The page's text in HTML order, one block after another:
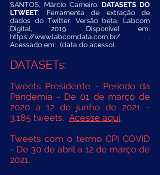
SANTOS, Márcio Carneiro. DATASETS DO
LTWEET: Ferramenta de extração de
dados do Twitter. Versão beta. Labcom
Digital, 2019. Disponível em:
https://www.labcomdata.com.br/ .
Acessado em: (data do acesso).
DATASETs:
Tweets Presidente - Período da
Pandemia - De 01 de março de
2020 a 12 de junho de 2021 -
3.185 tweets. Acesse aqui.
Tweets com o termo CPI COVID
- De 30 de abril a 12 de março de
2021.